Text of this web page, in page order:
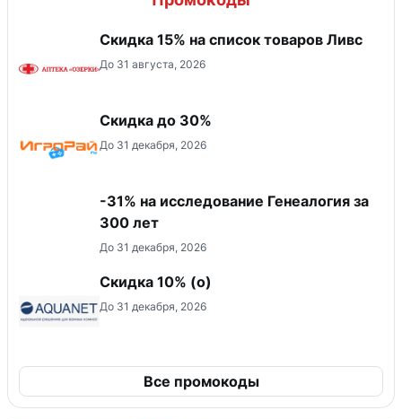
Скидка 15% на список товаров Ливс
До 31 августа, 2026
Скидка до 30%
До 31 декабря, 2026
-31% на исследование Генеалогия за
300 лет
До 31 декабря, 2026
Скидка 10% (о)
До 31 декабря, 2026
Все промокоды